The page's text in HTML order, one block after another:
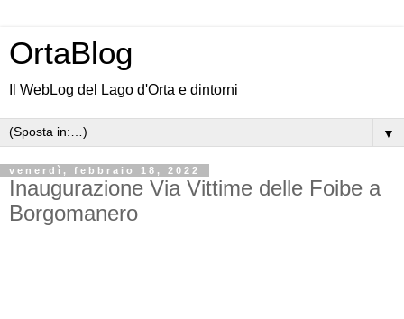
OrtaBlog
Il WebLog del Lago d'Orta e dintorni
▼
venerdì, febbraio 18, 2022
Inaugurazione Via Vittime delle Foibe a
Borgomanero